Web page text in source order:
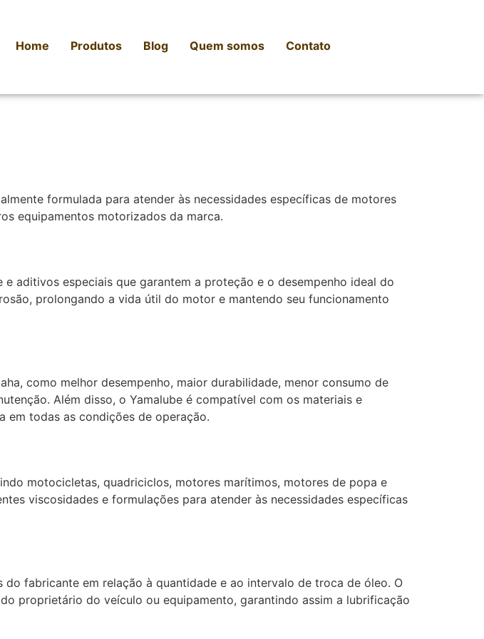
Home Produtos Blog Quem somos Contato
formulada para atender às necessidades específicas de motores
equipamentos motorizados da marca.
aditivos especiais que garantem a proteção e o desempenho ideal do
prolongando a vida útil do motor e mantendo seu funcionamento
como melhor desempenho, maior durabilidade, menor consumo de
Além disso, o Yamalube é compatível com os materiais e
em todas as condições de operação.
motocicletas, quadriciclos, motores marítimos, motores de popa e
viscosidades e formulações para atender às necessidades específicas
fabricante em relação à quantidade e ao intervalo de troca de óleo. O
proprietário do veículo ou equipamento, garantindo assim a lubrificação